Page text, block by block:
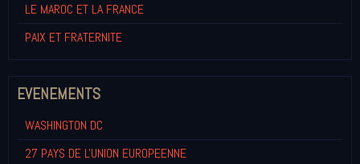
LE MAROC ET LA FRANCE
PAIX ET FRATERNITE
EVENEMENTS
WASHINGTON DC
27 PAYS DE L'UNION EUROPEENNE